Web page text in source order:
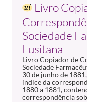
Livro
Sociedade
Lusitana
Livro Copiador de
Sociedade
30 de junho de
índice da
1880 a 1881,
correspondência